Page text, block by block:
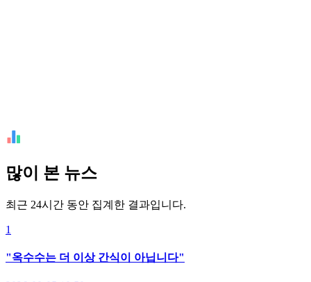
많이 본 뉴스
최근 24시간 동안 집계한 결과입니다.
1
"옥수수는 더 이상 간식이 아닙니다"